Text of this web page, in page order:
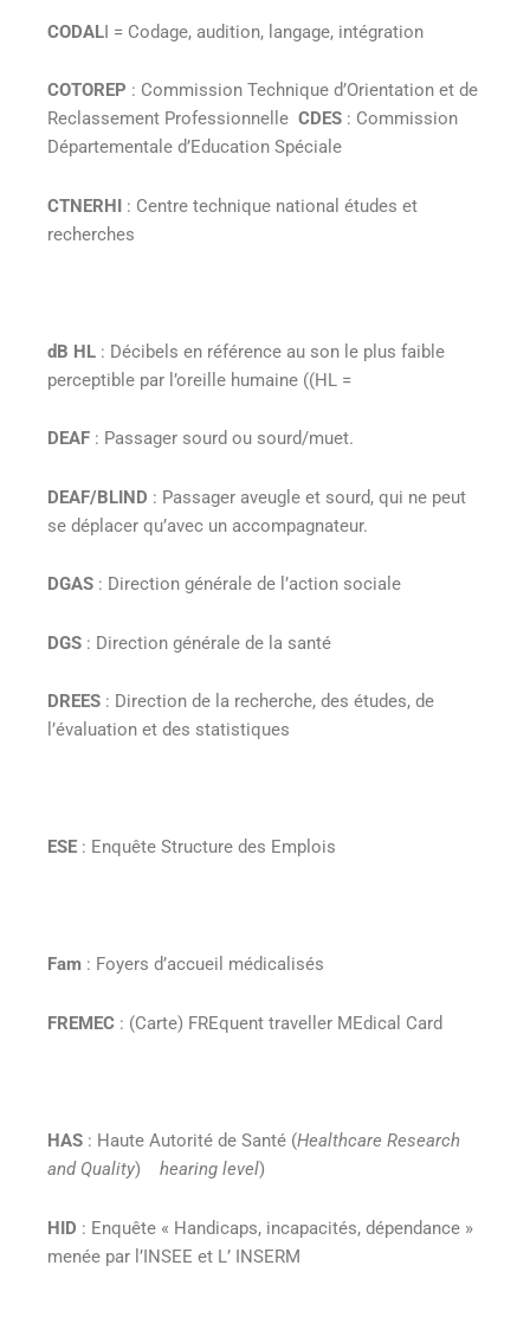
CODALI = Codage, audition, langage, intégration
COTOREP : Commission Technique d’Orientation et de
Reclassement Professionnelle CDES : Commission
Départementale d’Education Spéciale
CTNERHI : Centre technique national études et
recherches
dB HL : Décibels en référence au son le plus faible
perceptible par l’oreille humaine ((HL =
DEAF : Passager sourd ou sourd/muet.
DEAF/BLIND : Passager aveugle et sourd, qui ne peut
se déplacer qu’avec un accompagnateur.
DGAS : Direction générale de l’action sociale
DGS : Direction générale de la santé
DREES : Direction de la recherche, des études, de
l’évaluation et des statistiques
ESE : Enquête Structure des Emplois
Fam : Foyers d’accueil médicalisés
FREMEC : (Carte) FREquent traveller MEdical Card
HAS : Haute Autorité de Santé (Healthcare Research
and Quality) hearing level)
HID : Enquête « Handicaps, incapacités, dépendance »
menée par l’INSEE et L’ INSERM